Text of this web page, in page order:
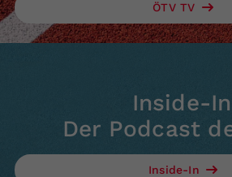
ÖTV TV
Inside-In
Der Podcast
Inside-In